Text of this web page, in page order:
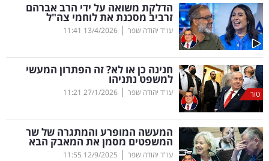
דיגיטל
וטק
שיווק
ופרסום
משפט
מדדים
ומחקרים
הדלקת משואה על ידי הרב אברהם
זרביב מסכנת את לוחמי צה"ל
עו"ד יהודה שפר |
13/4/2026
11:41
טור
חנינה כן או לא? זה הפתרון המעשי
למשפט נתניהו
עו"ד יהודה שפר |
27/1/2026
11:21
המעשה המופרע והמתגרה של שר
המשפטים מסמן את המאבק הבא
עו"ד יהודה שפר |
12/9/2025
11:55